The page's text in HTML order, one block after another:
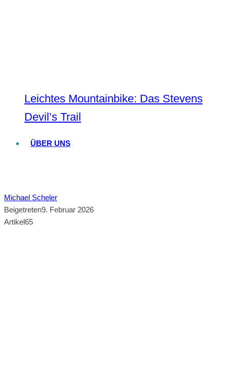
Leichtes Mountainbike: Das Stevens
Devil’s Trail
ÜBER UNS
Michael Scheler
Beigetreten9. Februar 2026
Artikel65